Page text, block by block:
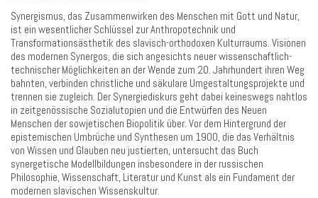
Synergismus, das Zusammenwirken des Menschen mit Gott und Natur,
ist ein wesentlicher Schlüssel zur Anthropotechnik und
Transformationsästhetik des slavisch-orthodoxen Kulturraums. Visionen
des modernen Synergos, die sich angesichts neuer wissenschaftlich-
technischer Möglichkeiten an der Wende zum 20. Jahrhundert ihren Weg
bahnten, verbinden christliche und säkulare Umgestaltungsprojekte und
trennen sie zugleich. Der Synergiediskurs geht dabei keineswegs nahtlos
in zeitgenössische Sozialutopien und die Entwürfen des Neuen
Menschen der sowjetischen Biopolitik über. Vor dem Hintergrund der
epistemischen Umbrüche und Synthesen um 1900, die das Verhältnis
von Wissen und Glauben neu justierten, untersucht das Buch
synergetische Modellbildungen insbesondere in der russischen
Philosophie, Wissenschaft, Literatur und Kunst als ein Fundament der
modernen slavischen Wissenskultur.